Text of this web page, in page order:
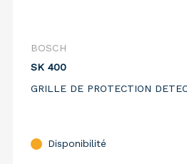
BOSCH
SK 400
GRILLE DE PROTECTION
Disponibilité